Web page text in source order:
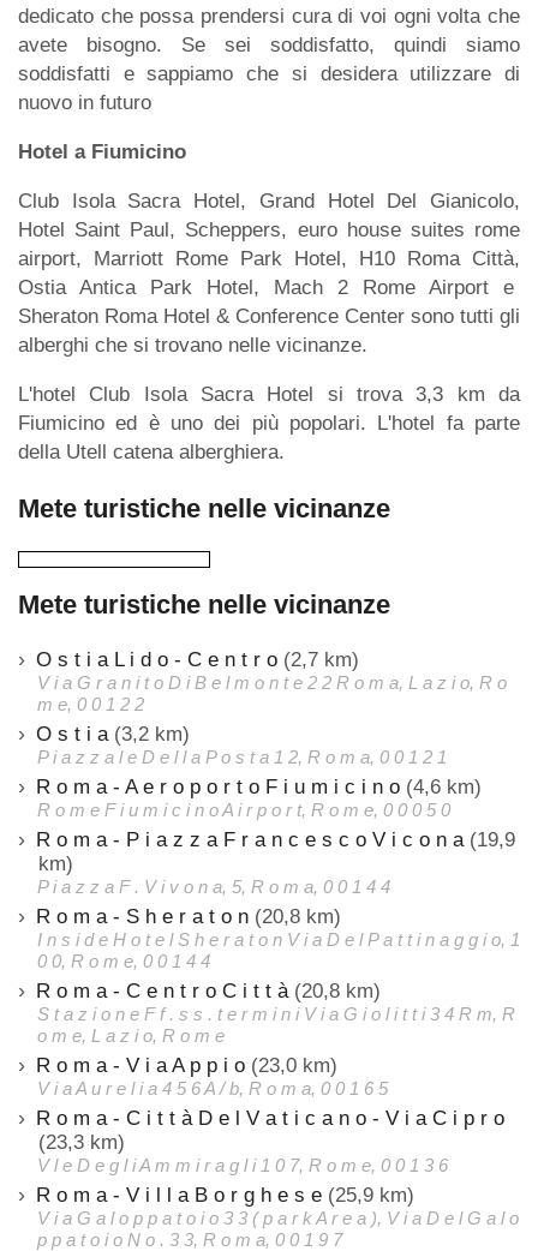
dedicato che possa prendersi cura di voi ogni volta che
avete bisogno. Se sei soddisfatto, quindi siamo
soddisfatti e sappiamo che si desidera utilizzare di
nuovo in futuro
Hotel a Fiumicino
Club Isola Sacra Hotel, Grand Hotel Del Gianicolo,
Hotel Saint Paul, Scheppers, euro house suites rome
airport, Marriott Rome Park Hotel, H10 Roma Città,
Ostia Antica Park Hotel, Mach 2 Rome Airport e
Sheraton Roma Hotel & Conference Center sono tutti gli
alberghi che si trovano nelle vicinanze.
L'hotel Club Isola Sacra Hotel si trova 3,3 km da
Fiumicino ed è uno dei più popolari. L'hotel fa parte
della Utell catena alberghiera.
Mete turistiche nelle vicinanze
Mete turistiche nelle vicinanze
O s t i a L i d o - C e n t r o (2,7 km)
V i a G r a n i t o D i B e l m o n t e 2 2 R o m a, L a z i o, R o
m e, 0 0 1 2 2
O s t i a (3,2 km)
P i a z z a l e D e l l a P o s t a 1 2, R o m a, 0 0 1 2 1
R o m a - A e r o p o r t o F i u m i c i n o (4,6 km)
R o m e F i u m i c i n o A i r p o r t, R o m e, 0 0 0 5 0
R o m a - P i a z z a F r a n c e s c o V i c o n a (19,9
km)
P i a z z a F . V i v o n a, 5, R o m a, 0 0 1 4 4
R o m a - S h e r a t o n (20,8 km)
I n s i d e H o t e l S h e r a t o n V i a D e l P a t t i n a g g i o, 1
0 0, R o m e, 0 0 1 4 4
R o m a - C e n t r o C i t t à (20,8 km)
S t a z i o n e F f . s s . t e r m i n i V i a G i o l i t t i 3 4 R m, R
o m e, L a z i o, R o m e
R o m a - V i a A p p i o (23,0 km)
V i a A u r e l i a 4 5 6 A / b, R o m a, 0 0 1 6 5
R o m a - C i t t à D e l V a t i c a n o - V i a C i p r o
(23,3 km)
V l e D e g l i A m m i r a g l i 1 0 7, R o m e, 0 0 1 3 6
R o m a - V i l l a B o r g h e s e (25,9 km)
V i a G a l o p p a t o i o 3 3 ( p a r k A r e a ), V i a D e l G a l o
p p a t o i o N o . 3 3, R o m a, 0 0 1 9 7